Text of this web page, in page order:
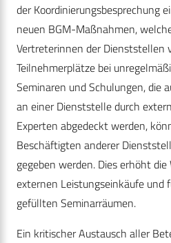
der Koordinierungsbesprechung
neuen BGM-Maßnahmen,
Vertreterinnen der Dienststellen
Teilnehmerplätze bei
Seminaren und Schulungen, die
an einer Dienststelle durch
Experten abgedeckt werden,
Beschäftigten anderer
gegeben werden. Dies erhöht
externen Leistungseinkäufe und
gefüllten Seminarräumen.
Ein kritischer Austausch aller